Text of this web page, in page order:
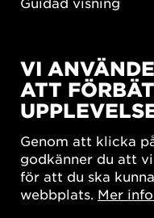
New European
SUSTAINORDIC
Share Future Living
What Matter_s
VI
ATT
Genom att klicka
godkänner du att
för att du ska
webbplats. Mer